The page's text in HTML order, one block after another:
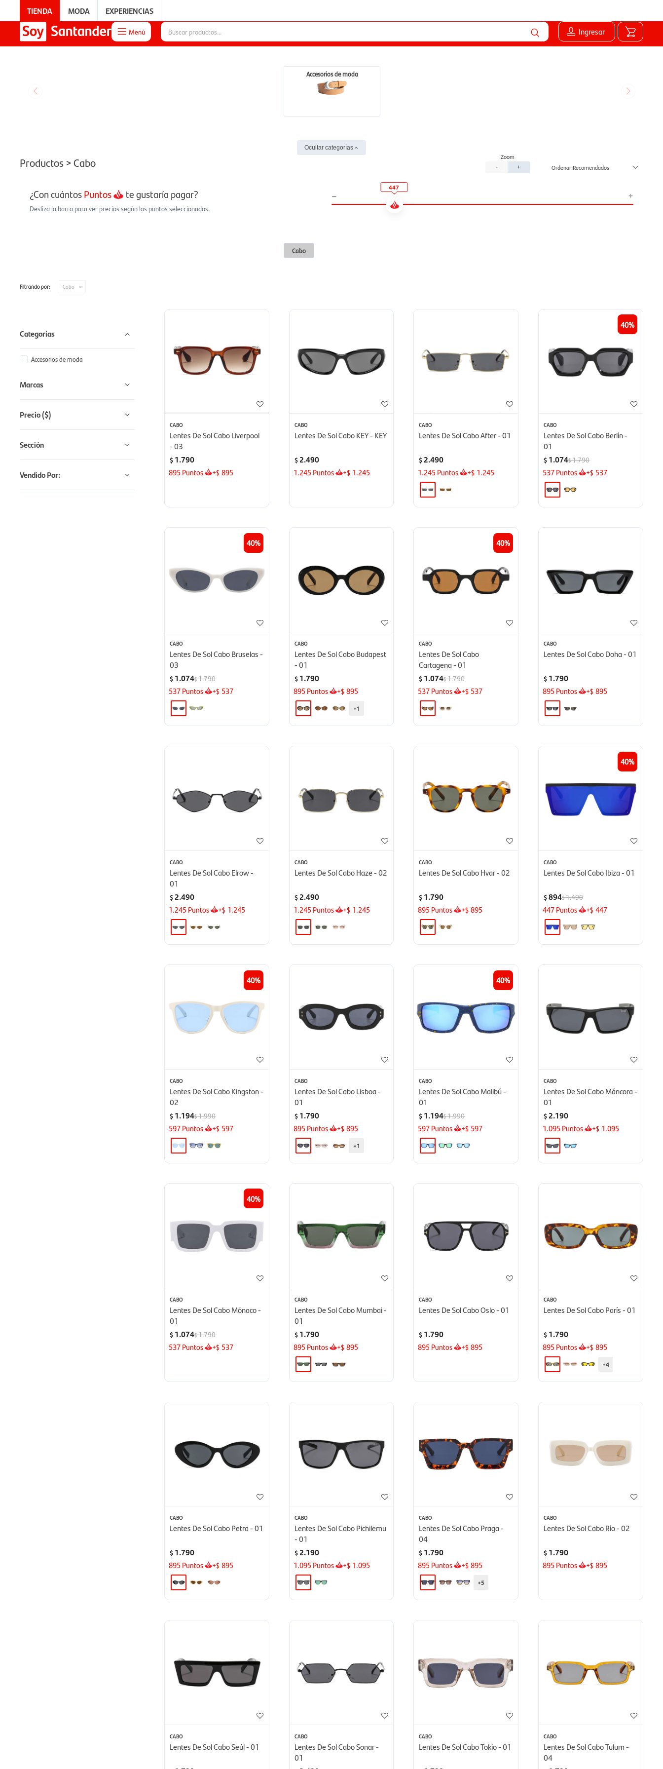
TIENDA MODA EXPERIENCIAS
 Menú Ingresar
Accesorios de moda
Ocultar categorías
Productos > Cabo - + Recomendados
¿Con cuántosPuntos te gustaría pagar?
Desliza la barra para ver precios según los puntos seleccionados.
- +
447
Cabo
Filtrando por: Cabo
CABO
Lentes De Sol Cabo Liverpool
- 03
$ 1.790
895 Puntos +$ 895
CABO
Lentes De Sol Cabo KEY - KEY
$2.490
1.245 Puntos +$ 1.245
CABO
Lentes De Sol Cabo After - 01
$2.490
1.245 Puntos +$ 1.245
40
CABO
Lentes De Sol Cabo Berlín -
01
$ 1.074$1.790
537Puntos +$ 537
40
CABO
Lentes De Sol Cabo Bruselas -
03
$ 1.074$1.790
537Puntos +$ 537
CABO
Lentes De Sol Cabo Budapest
- 01
$ 1.790
895 Puntos +$ 895
+1
40
CABO
Lentes De Sol Cabo
Cartagena - 01
$ 1.074$1.790
537Puntos +$ 537
CABO
Lentes De Sol Cabo Doha - 01
$ 1.790
895 Puntos +$ 895
CABO
Lentes De Sol Cabo Elrow -
01
$2.490
1.245 Puntos +$ 1.245
CABO
Lentes De Sol Cabo Haze - 02
$2.490
1.245 Puntos +$ 1.245
CABO
Lentes De Sol Cabo Hvar - 02
$ 1.790
895 Puntos +$ 895
40
CABO
Lentes De Sol Cabo Ibiza - 01
$894$1.490
447Puntos +$ 447
40
CABO
Lentes De Sol Cabo Kingston -
02
$ 1.194$1.990
597Puntos +$ 597
CABO
Lentes De Sol Cabo Lisboa -
01
$ 1.790
895 Puntos +$ 895
+1
40
CABO
Lentes De Sol Cabo Malibú -
01
$ 1.194$1.990
597Puntos +$ 597
CABO
Lentes De Sol Cabo Máncora -
01
$2.190
1.095 Puntos +$ 1.095
40
CABO
Lentes De Sol Cabo Mónaco -
01
$ 1.074$1.790
537Puntos +$ 537
CABO
Lentes De Sol Cabo Mumbai -
01
$ 1.790
895 Puntos +$ 895
CABO
Lentes De Sol Cabo Oslo - 01
$ 1.790
895 Puntos +$ 895
CABO
Lentes De Sol Cabo París - 01
$ 1.790
895 Puntos +$ 895
+4
CABO
Lentes De Sol Cabo Petra - 01
$ 1.790
895 Puntos +$ 895
CABO
Lentes De Sol Cabo Pichilemu
- 01
$2.190
1.095 Puntos +$ 1.095
CABO
Lentes De Sol Cabo Praga -
04
$ 1.790
895 Puntos +$ 895
+5
CABO
Lentes De Sol Cabo Río - 02
$ 1.790
895 Puntos +$ 895
CABO
Lentes De Sol Cabo Seúl - 01
CABO
Lentes De Sol Cabo Sonar -
01
CABO
Lentes De Sol Cabo Tokio - 01
CABO
Lentes De Sol Cabo Tulum -
04
Categorías
Accesorios de moda
Marcas
Precio($)
Sección
Vendido Por: